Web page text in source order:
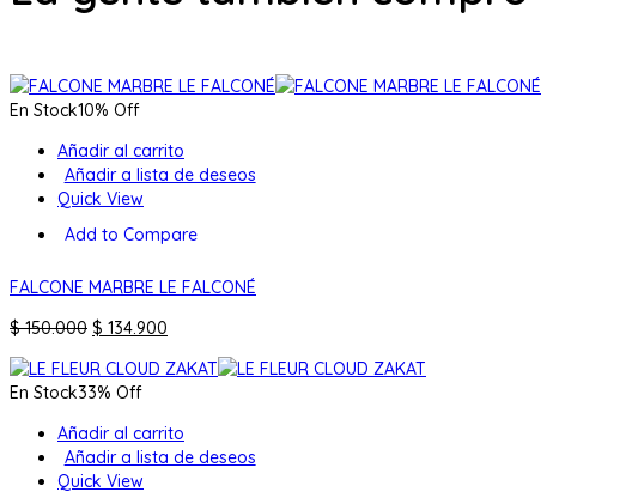
En Stock10% Off
Añadir al carrito
Añadir a lista de deseos
Quick View
Add to Compare
FALCONE MARBRE LE FALCONÉ
$150.000 El
original
era:
$ 150.000.
$ 134.900
actual
En Stock33% Off
Añadir al carrito
Añadir a lista de deseos
Quick View